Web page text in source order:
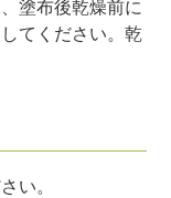
塗布後乾燥前に
てください。乾
い。